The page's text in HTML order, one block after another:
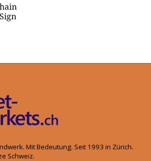
Mit Bedeutung. Seit 1993 in Zürich.
Schweiz.